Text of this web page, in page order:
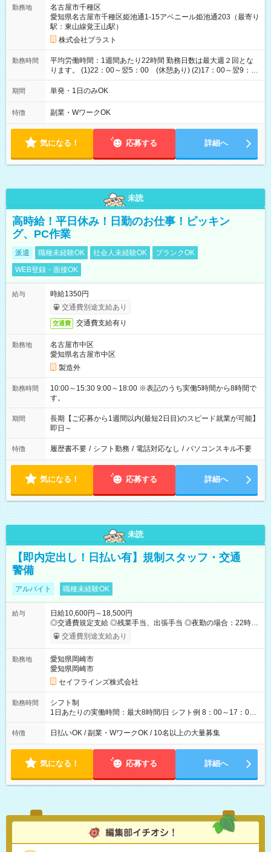
勤務地
名古屋市千種区
愛知県名古屋市千種区姫池通1-15アベニール姫池通203（最寄り
駅：東山線覚王山駅）
株式会社プラスト
勤務時間
平均労働時間：1週間あたり22時間 勤務日数は最大週２回とな
ります。 (1)22：00～翌5：00 (休憩あり) (2)17：00～翌9：
00 (休憩あり) ３６協定提出済 平均労働時間：1週間あたり22
時間 勤務日数は最大週２回となります。 (1)22：00～翌5：00
期間 単発・1日のみOK
特徴 副業・WワークOK
気になる！ 応募する 詳細へ
未読
高時給！平日休み！日勤のお仕事！ピッキン
グ、PC作業
派遣 職種未経験OK 社会人未経験OK
ブランクOK
WEB登録・面接OK
給与
時給1350円
交通費別途支給あり
交通費 交通費支給有り
勤務地
名古屋市中区
愛知県名古屋市中区
製造外
勤務時間
10:00～15:30 9:00～18:00 ※表記のうち実働5時間から8時間で
す。
期間
長期【ご応募から1週間以内(最短2日目)のスピード就業が可能】
即日～
特徴 履歴書不要 / シフト勤務 / 電話対応なし / パソコンスキル不要
気になる！ 応募する 詳細へ
未読
【即内定出し！日払い有】規制スタッフ・交通
警備
アルバイト 職種未経験OK
給与
日給10,600円～18,500円
◎交通費規定支給 ◎残業手当、出張手当 ◎夜勤の場合：22時～
翌5時は割増給与 ◎日払い・週払い可(希望者／条件有) ＜月収例
＞ 日給10,600円×22日稼働＝23.5万円/月 ◎自分のぺースで勤務
可能です☺ 【試用期間】試用期間あり 試用期間の長さ：3ヶ月
雇用形態、給与は本採用時と同じです。
交通費別途支給あり
勤務地
愛知県岡崎市
愛知県岡崎市
セイフラインズ株式会社
勤務時間
シフト制
1日あたりの実働時間：最大8時間/日 シフト例 8：00～17：00
21：00～6：00 ※現場によっては多少時間は前後します ▶残業
ほとんどなし！ ▶時間より早く終わることの方が多いと思いま
も日給は同額支給！ ▶ご希望の方は夜勤（21:00～6:00）のお仕
事も可能。
特徴 日払いOK / 副業・WワークOK / 10名以上の大量募集
気になる！ 応募する 詳細へ